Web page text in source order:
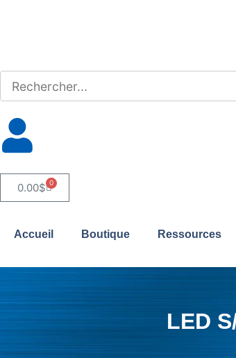
0.00$ 0
Accueil Boutique Ressources
LED